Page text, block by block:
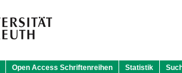
Open Access Schriftenreihen Statistik